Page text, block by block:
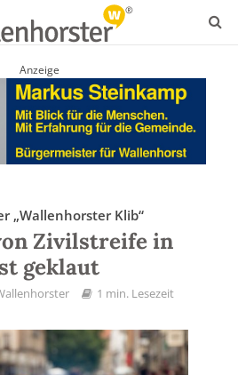
Anzeige
„Wallenhorster Klib“
Zivilstreife in
geklaut
1 min. Lesezeit